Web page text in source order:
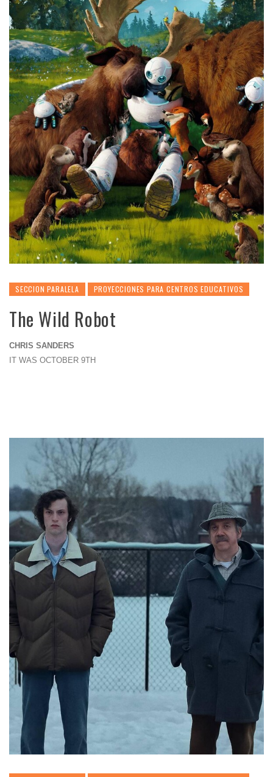
SECCION PARALELA PROYECCIONES PARA CENTROS EDUCATIVOS
The Wild Robot
CHRIS SANDERS
IT WAS OCTOBER 9TH